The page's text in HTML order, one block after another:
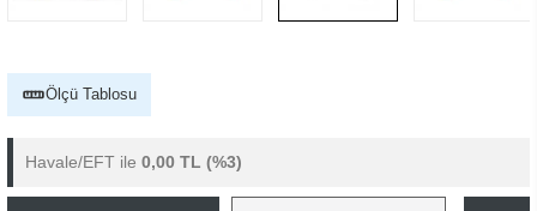
Ölçü Tablosu
Havale/EFT ile 0,00 TL (%3)